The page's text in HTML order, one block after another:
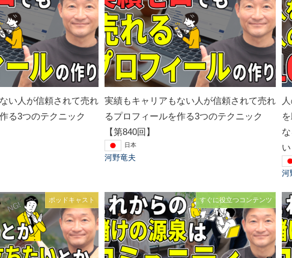
い人が信頼されて売れ
る3つのテクニック
実績もキャリアもない人が信頼されて売れ
るプロフィールを作る3つのテクニック
【第840回】
日本
河野竜夫
河
ポッドキャスト すぐに役立つコンテンツ